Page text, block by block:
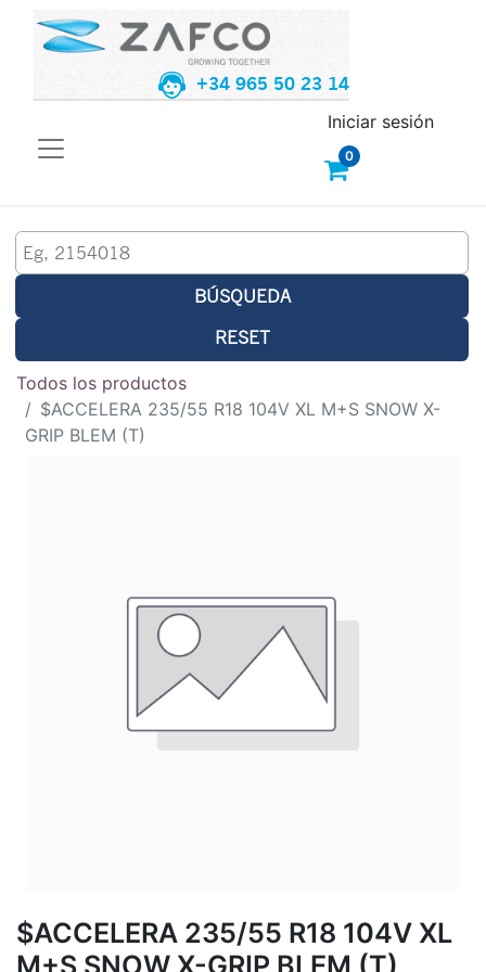
+34 965 50 23 14
0
Iniciar sesión
BÚSQUEDA
RESET
Todos los productos
$ACCELERA 235/55 R18 104V XL M+S SNOW X-
GRIP BLEM (T)
$ACCELERA 235/55 R18 104V XL
M+S SNOW X-GRIP BLEM (T)